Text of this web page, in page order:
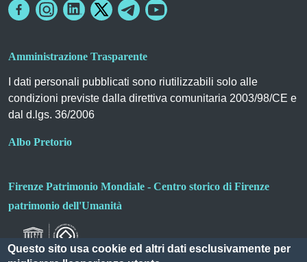
Amministrazione Trasparente
I dati personali pubblicati sono riutilizzabili solo alle
condizioni previste dalla direttiva comunitaria 2003/98/CE e
dal d.lgs. 36/2006
Albo Pretorio
Firenze Patrimonio Mondiale - Centro storico di Firenze
patrimonio dell'Umanità
Questo sito usa cookie ed altri dati esclusivamente per